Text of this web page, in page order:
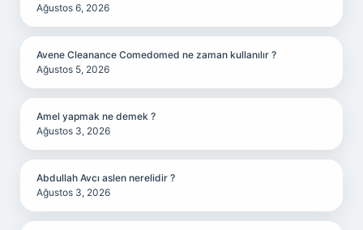
Ağustos 6, 2026
Avene Cleanance Comedomed ne zaman kullanılır ?
Ağustos 5, 2026
Amel yapmak ne demek ?
Ağustos 3, 2026
Abdullah Avcı aslen nerelidir ?
Ağustos 3, 2026